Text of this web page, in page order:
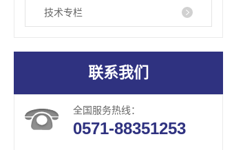
技术专栏
联系我们
全国服务热线：
0571-88351253